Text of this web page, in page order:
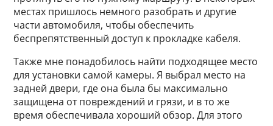
местах пришлось немного разобрать и другие
части автомобиля, чтобы обеспечить
беспрепятственный доступ к прокладке кабеля.
Также мне понадобилось найти подходящее место
для установки самой камеры. Я выбрал место на
задней двери, где она была бы максимально
защищена от повреждений и грязи, и в то же
время обеспечивала хороший обзор. Для этого